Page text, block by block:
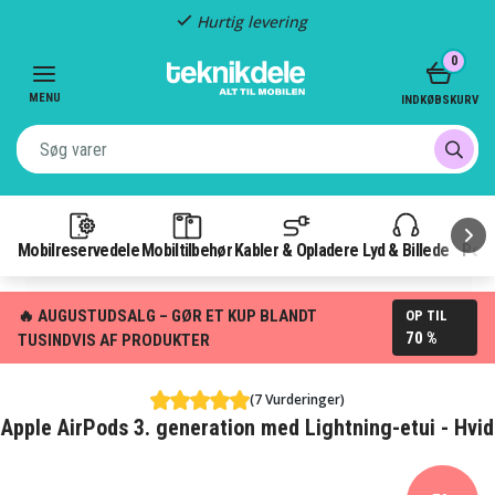
Hurtig levering
MENU
Mobilreservedele Mobiltilbehør Kabler & Opladere Lyd & Billede
0
INDKØBSKURV
🔥 AUGUSTUDSALG – GØR ET KUP BLANDT
TUSINDVIS AF PRODUKTER
OP TIL
70 %
(7 Vurderinger)
Apple AirPods 3. generation med Lightning-etui - Hvid